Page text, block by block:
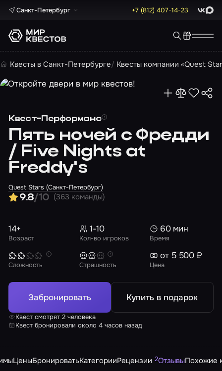
Санкт-Петербург +7 (812) 407-14-23 Max
Квесты в Санкт-Петербурге Квесты компании «Quest
Квест-Перформанс
Пять ночей с Фредди
/ Five Nights at
Freddy's
Quest Stars (Санкт-Петербург)
9.8/10 (363 команды)
Возраст
14+
Кол-во игроков
1-10
Время
60 мин
Сложность Страшность Цена
от 5 500 ₽
Забронировать Купить в подарок
Квест смотрят 2 человека
Квест бронировали около 4 часов назад
ЦеныБронироватьКатегорииРецензии 2ОтзывыПохожие